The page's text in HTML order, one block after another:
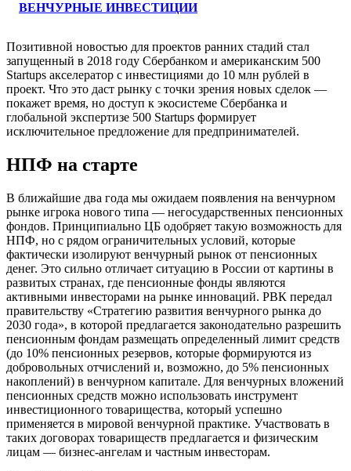
ВЕНЧУРНЫЕ ИНВЕСТИЦИИ
Позитивной новостью для проектов ранних стадий стал
запущенный в 2018 году Сбербанком и американским 500
Startups акселератор с инвестициями до 10 млн рублей в
проект. Что это даст рынку с точки зрения новых сделок —
покажет время, но доступ к экосистеме Сбербанка и
глобальной экспертизе 500 Startups формирует
исключительное предложение для предпринимателей.
НПФ на старте
В ближайшие два года мы ожидаем появления на венчурном
рынке игрока нового типа — негосударственных пенсионных
фондов. Принципиально ЦБ одобряет такую возможность для
НПФ, но с рядом ограничительных условий, которые
фактически изолируют венчурный рынок от пенсионных
денег. Это сильно отличает ситуацию в России от картины в
развитых странах, где пенсионные фонды являются
активными инвесторами на рынке инноваций. РВК передал
правительству «Стратегию развития венчурного рынка до
2030 года», в которой предлагается законодательно разрешить
пенсионным фондам размещать определенный лимит средств
(до 10% пенсионных резервов, которые формируются из
добровольных отчислений и, возможно, до 5% пенсионных
накоплений) в венчурном капитале. Для венчурных вложений
пенсионных средств можно использовать инструмент
инвестиционного товарищества, который успешно
применяется в мировой венчурной практике. Участвовать в
таких договорах товариществ предлагается и физическим
лицам — бизнес-ангелам и частным инвесторам.